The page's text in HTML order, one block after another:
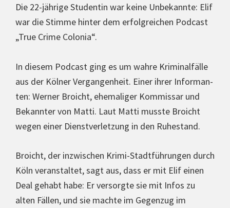
Die 22-jährige Studentin war keine Unbe­kann­te: Elif
war die Stimme hinter dem erfolg­rei­chen Podcast
„True Crime Colonia“.
In diesem Podcast ging es um wahre Kri­mi­nal­fäl­le
aus der Kölner Ver­gan­gen­heit. Einer ihrer Infor­man­
ten: Werner Broicht, ehe­ma­li­ger Kommissar und
Bekannter von Matti. Laut Matti musste Broicht
wegen einer Dienst­ver­let­zung in den Ruhestand.
Broicht, der inzwi­schen Krimi-Stadt­füh­run­gen durch
Köln ver­an­stal­tet, sagt aus, dass er mit Elif einen
Deal gehabt habe: Er versorgte sie mit Infos zu
alten Fällen, und sie machte im Gegenzug im